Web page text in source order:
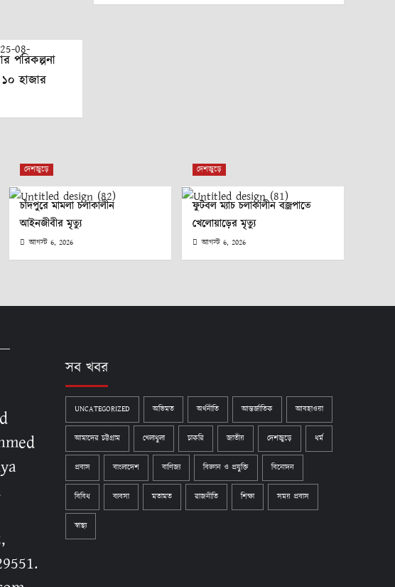
পরিকল্পনা
হাজার
দেশজুড়ে
চাঁদপুরে মামলা চলাকালীন
আইনজীবীর মৃত্যু
আগস্ট 6, 2026
দেশজুড়ে
ফুটবল ম্যাচ চলাকালীন বজ্রপাতে
খেলোয়াড়ের মৃত্যু
আগস্ট 6, 2026
সব খবর
UNCATEGORIZED অভিমত অর্থনীতি আন্তর্জাতিক আবহাওয়া
আমাদের চট্টগ্রাম খেলাধুলা চাকরি জাতীয় দেশজুড়ে ধর্ম
প্রবাস বাংলাদেশ বাণিজ্য বিজ্ঞান ও প্রযুক্তি বিনোদন
বিবিধ ব্যবসা মতামত রাজনীতি শিক্ষা সময় প্রবাস
স্বাস্থ্য